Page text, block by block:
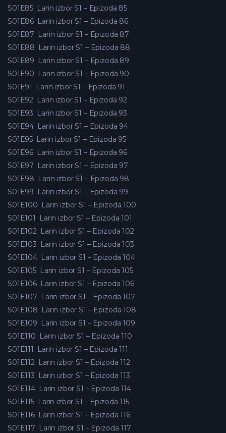
S01E85 Larin izbor S1 – Epizoda 85
S01E86 Larin izbor S1 – Epizoda 86
S01E87 Larin izbor S1 – Epizoda 87
S01E88 Larin izbor S1 – Epizoda 88
S01E89 Larin izbor S1 – Epizoda 89
S01E90 Larin izbor S1 – Epizoda 90
S01E91
Larin izbor S1 – Epizoda 91
S01E92 Larin izbor S1 – Epizoda 92
S01E93 Larin izbor S1 – Epizoda 93
S01E94 Larin izbor S1 – Epizoda 94
S01E95 Larin izbor S1 – Epizoda 95
S01E96 Larin izbor S1 – Epizoda 96
S01E97 Larin izbor S1 – Epizoda 97
S01E98 Larin izbor S1 – Epizoda 98
S01E99 Larin izbor S1 – Epizoda 99
S01E100 Larin izbor S1 – Epizoda 100
S01E101
Larin izbor S1 – Epizoda 101
S01E102 Larin izbor S1 – Epizoda 102
S01E103 Larin izbor S1 – Epizoda 103
S01E104 Larin izbor S1 – Epizoda 104
S01E105 Larin izbor S1 – Epizoda 105
S01E106 Larin izbor S1 – Epizoda 106
S01E107 Larin izbor S1 – Epizoda 107
S01E108 Larin izbor S1 – Epizoda 108
S01E109 Larin izbor S1 – Epizoda 109
S01E110 Larin izbor S1 – Epizoda 110
S01E111
Larin izbor S1 – Epizoda 111
S01E112 Larin izbor S1 – Epizoda 112
S01E113 Larin izbor S1 – Epizoda 113
S01E114 Larin izbor S1 – Epizoda 114
S01E115 Larin izbor S1 – Epizoda 115
S01E116 Larin izbor S1 – Epizoda 116
S01E117 Larin izbor S1 – Epizoda 117